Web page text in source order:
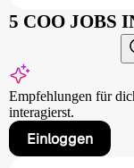
5 COO JOBS
Empfehlungen für
interagierst.
Einloggen